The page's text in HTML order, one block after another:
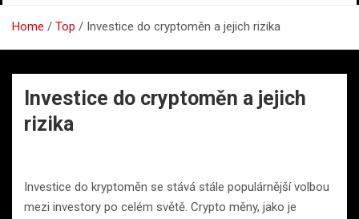
Home Top Investice do cryptoměn a jejich rizika
Investice do cryptoměn a jejich
rizika
Investice do kryptoměn se stává stále populárnější volbou
mezi investory po celém světě. Crypto měny, jako je